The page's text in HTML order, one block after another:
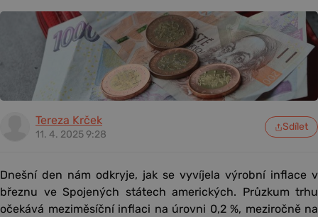
Tereza Krček
11. 4. 2025 9:28
Sdílet
Dnešní den nám odkryje, jak se vyvíjela výrobní inflace v
březnu ve Spojených státech amerických. Průzkum trhu
očekává meziměsíční inflaci na úrovni 0,2 %, meziročně na